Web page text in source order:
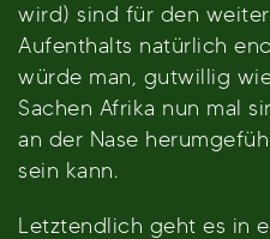
wird) sind für den
Aufenthalts natürlich
würde man, gutwillig
Sachen Afrika nun mal
an der Nase
sein kann.
Letztendlich geht es in